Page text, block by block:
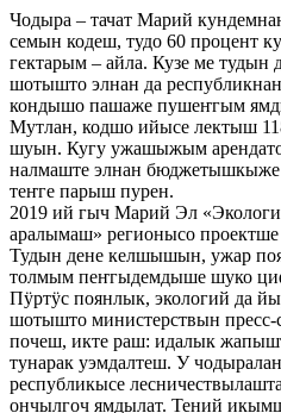
Чодыра – тачат Марий
семын кодеш, тудо 60 процент
гектарым – айла. Кузе ме тудын
шотышто элнан да
кондышо пашаже пушеҥгым
Мутлан, кодшо ийысе лектыш
шуын. Кугу ужашыжым
налмаште элнан
теҥге парыш пурен.
2019 ий гыч Марий Эл
аралымаш» регионысо
Тудын дене келшышын, ужар
толмым пеҥгыдемдыше шуко
Пӱртӱс поянлык, экологий да
шотышто министерствын
почеш, икте раш: идалык
тунарак уэмдалтеш. У
республикысе
ончылгоч ямдылат. Тений